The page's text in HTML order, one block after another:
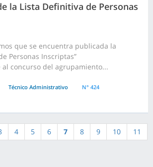
la Lista Definitiva de Personas
que se encuentra publicada la
Personas Inscriptas”
concurso del agrupamiento...
Técnico Administrativo N° 424
4 5 6 7 8 9 10
11